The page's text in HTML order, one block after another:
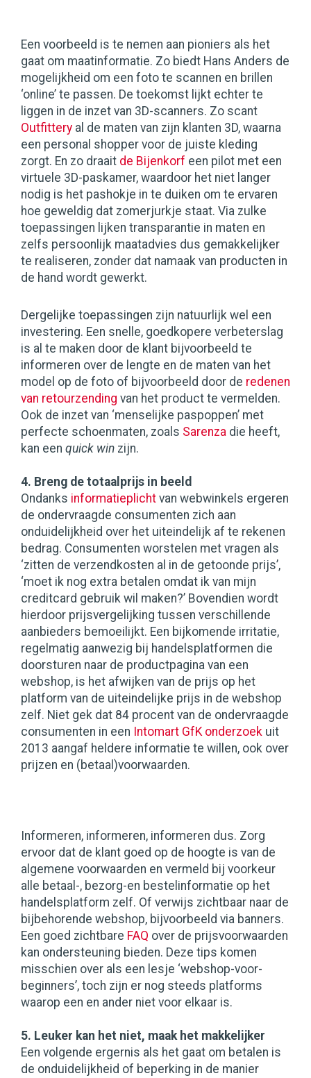
Een voorbeeld is te nemen aan pioniers als het
gaat om maatinformatie. Zo biedt Hans Anders de
mogelijkheid om een foto te scannen en brillen
‘online’ te passen. De toekomst lijkt echter te
liggen in de inzet van 3D-scanners. Zo scant
Outfittery al de maten van zijn klanten 3D, waarna
een personal shopper voor de juiste kleding
zorgt. En zo draait de Bijenkorf een pilot met een
virtuele 3D-paskamer, waardoor het niet langer
nodig is het pashokje in te duiken om te ervaren
hoe geweldig dat zomerjurkje staat. Via zulke
toepassingen lijken transparantie in maten en
zelfs persoonlijk maatadvies dus gemakkelijker
te realiseren, zonder dat namaak van producten in
de hand wordt gewerkt.
Dergelijke toepassingen zijn natuurlijk wel een
investering. Een snelle, goedkopere verbeterslag
is al te maken door de klant bijvoorbeeld te
informeren over de lengte en de maten van het
model op de foto of bijvoorbeeld door de redenen
van retourzending van het product te vermelden.
Ook de inzet van ‘menselijke paspoppen’ met
perfecte schoenmaten, zoals Sarenza die heeft,
kan een quick win zijn.
4. Breng de totaalprijs in beeld
Ondanks informatieplicht van webwinkels ergeren
de ondervraagde consumenten zich aan
onduidelijkheid over het uiteindelijk af te rekenen
bedrag. Consumenten worstelen met vragen als
‘zitten de verzendkosten al in de getoonde prijs’,
‘moet ik nog extra betalen omdat ik van mijn
creditcard gebruik wil maken?’ Bovendien wordt
hierdoor prijsvergelijking tussen verschillende
aanbieders bemoeilijkt. Een bijkomende irritatie,
regelmatig aanwezig bij handelsplatformen die
doorsturen naar de productpagina van een
webshop, is het afwijken van de prijs op het
platform van de uiteindelijke prijs in de webshop
zelf. Niet gek dat 84 procent van de ondervraagde
consumenten in een Intomart GfK onderzoek uit
2013 aangaf heldere informatie te willen, ook over
prijzen en (betaal)voorwaarden.
Informeren, informeren, informeren dus. Zorg
ervoor dat de klant goed op de hoogte is van de
algemene voorwaarden en vermeld bij voorkeur
alle betaal-, bezorg-en bestelinformatie op het
handelsplatform zelf. Of verwijs zichtbaar naar de
bijbehorende webshop, bijvoorbeeld via banners.
Een goed zichtbare FAQ over de prijsvoorwaarden
kan ondersteuning bieden. Deze tips komen
misschien over als een lesje ‘webshop-voor-
beginners’, toch zijn er nog steeds platforms
waarop een en ander niet voor elkaar is.
5. Leuker kan het niet, maak het makkelijker
Een volgende ergernis als het gaat om betalen is
de onduidelijkheid of beperking in de manier